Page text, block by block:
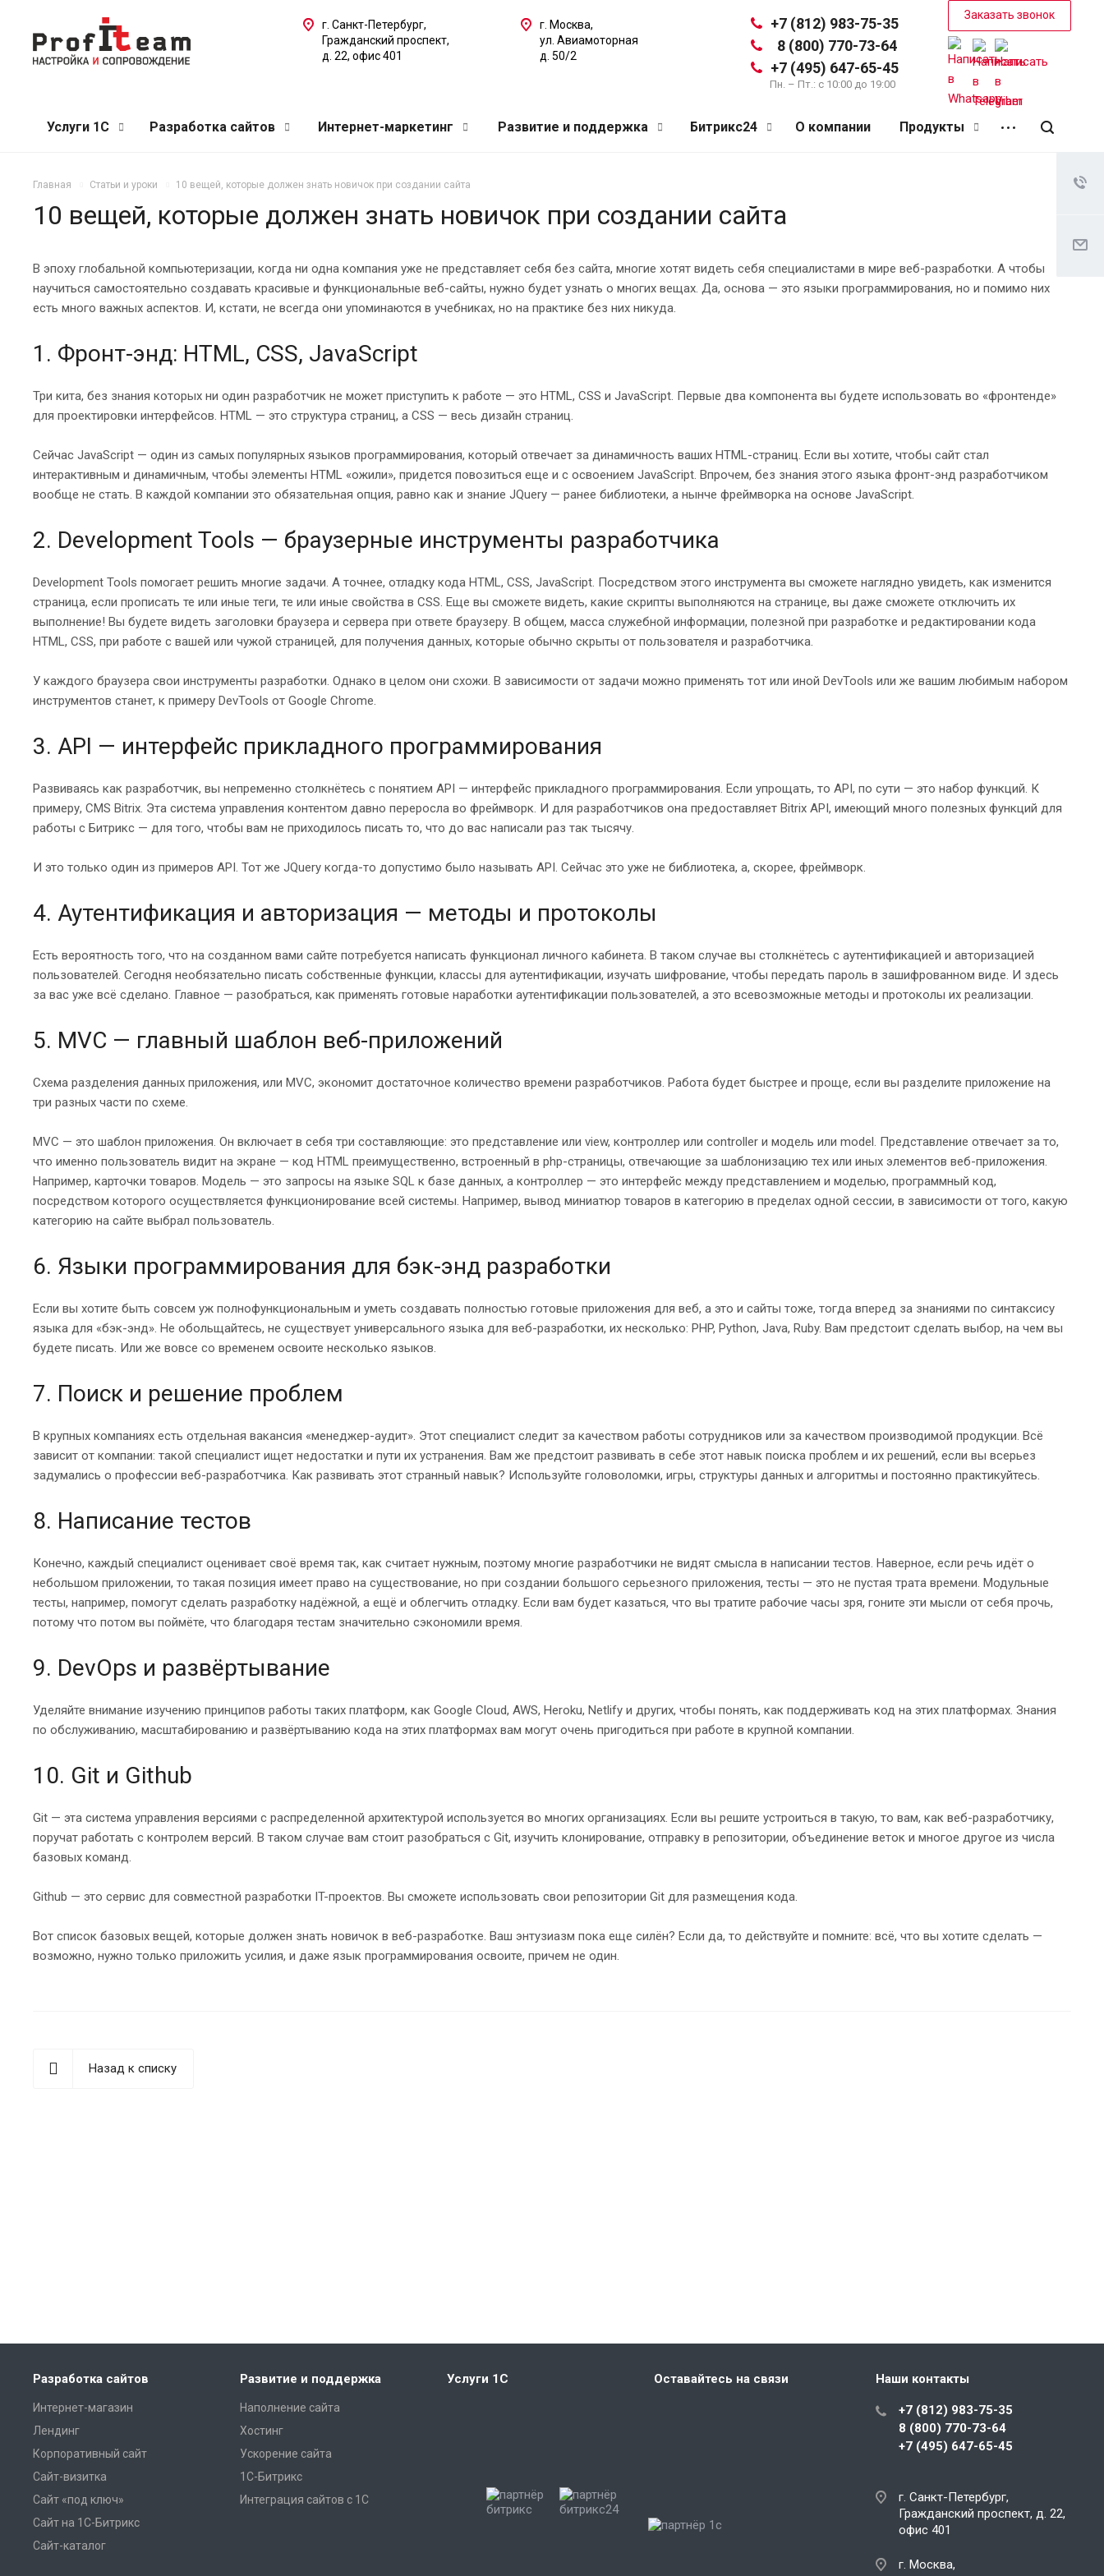
+7 (812) 983-75-35
8 (800) 770-73-64
+7 (495) 647-65-45
Пн. – Пт.: с 10:00 до 19:00
Заказать звонок
г. Москва,
ул. Авиамоторная
д. 50/2
г. Санкт-Петербург,
Гражданский проспект,
д. 22, офис 401
Услуги 1С Разработка сайтов Интернет-маркетинг Развитие и поддержка Битрикс24 О компании Продукты
Главная Статьи и уроки 10 вещей, которые должен знать новичок при создании сайта
10 вещей, которые должен знать новичок при создании сайта
В эпоху глобальной компьютеризации, когда ни одна компания уже не представляет себя без сайта, многие хотят видеть себя специалистами в мире веб-разработки. А чтобы
научиться самостоятельно создавать красивые и функциональные веб-сайты, нужно будет узнать о многих вещах. Да, основа — это языки программирования, но и помимо них
есть много важных аспектов. И, кстати, не всегда они упоминаются в учебниках, но на практике без них никуда.
1. Фронт-энд: HTML, CSS, JavaScript
Три кита, без знания которых ни один разработчик не может приступить к работе — это HTML, CSS и JavaScript. Первые два компонента вы будете использовать во «фронтенде»
для проектировки интерфейсов. HTML — это структура страниц, а CSS — весь дизайн страниц.
Сейчас JavaScript — один из самых популярных языков программирования, который отвечает за динамичность ваших HTML-страниц. Если вы хотите, чтобы сайт стал
интерактивным и динамичным, чтобы элементы HTML «ожили», придется повозиться еще и с освоением JavaScript. Впрочем, без знания этого языка фронт-энд разработчиком
вообще не стать. В каждой компании это обязательная опция, равно как и знание JQuery — ранее библиотеки, а нынче фреймворка на основе JavaScript.
2. Development Tools — браузерные инструменты разработчика
Development Tools помогает решить многие задачи. А точнее, отладку кода HTML, CSS, JavaScript. Посредством этого инструмента вы сможете наглядно увидеть, как изменится
страница, если прописать те или иные теги, те или иные свойства в CSS. Еще вы сможете видеть, какие скрипты выполняются на странице, вы даже сможете отключить их
выполнение! Вы будете видеть заголовки браузера и сервера при ответе браузеру. В общем, масса служебной информации, полезной при разработке и редактировании кода
HTML, CSS, при работе с вашей или чужой страницей, для получения данных, которые обычно скрыты от пользователя и разработчика.
У каждого браузера свои инструменты разработки. Однако в целом они схожи. В зависимости от задачи можно применять тот или иной DevTools или же вашим любимым набором
инструментов станет, к примеру DevTools от Google Chrome.
3. API — интерфейс прикладного программирования
Развиваясь как разработчик, вы непременно столкнётесь с понятием API — интерфейс прикладного программирования. Если упрощать, то API, по сути — это набор функций. К
примеру, CMS Bitrix. Эта система управления контентом давно переросла во фреймворк. И для разработчиков она предоставляет Bitrix API, имеющий много полезных функций для
работы с Битрикс — для того, чтобы вам не приходилось писать то, что до вас написали раз так тысячу.
И это только один из примеров API. Тот же JQuery когда-то допустимо было называть API. Сейчас это уже не библиотека, а, скорее, фреймворк.
4. Аутентификация и авторизация — методы и протоколы
Есть вероятность того, что на созданном вами сайте потребуется написать функционал личного кабинета. В таком случае вы столкнётесь с аутентификацией и авторизацией
пользователей. Сегодня необязательно писать собственные функции, классы для аутентификации, изучать шифрование, чтобы передать пароль в зашифрованном виде. И здесь
за вас уже всё сделано. Главное — разобраться, как применять готовые наработки аутентификации пользователей, а это всевозможные методы и протоколы их реализации.
5. MVC — главный шаблон веб-приложений
Схема разделения данных приложения, или MVC, экономит достаточное количество времени разработчиков. Работа будет быстрее и проще, если вы разделите приложение на
три разных части по схеме.
MVC — это шаблон приложения. Он включает в себя три составляющие: это представление или view, контроллер или controller и модель или model. Представление отвечает за то,
что именно пользователь видит на экране — код HTML преимущественно, встроенный в php-страницы, отвечающие за шаблонизацию тех или иных элементов веб-приложения.
Например, карточки товаров. Модель — это запросы на языке SQL к базе данных, а контроллер — это интерфейс между представлением и моделью, программный код,
посредством которого осуществляется функционирование всей системы. Например, вывод миниатюр товаров в категорию в пределах одной сессии, в зависимости от того, какую
категорию на сайте выбрал пользователь.
6. Языки программирования для бэк-энд разработки
Если вы хотите быть совсем уж полнофункциональным и уметь создавать полностью готовые приложения для веб, а это и сайты тоже, тогда вперед за знаниями по синтаксису
языка для «бэк-энд». Не обольщайтесь, не существует универсального языка для веб-разработки, их несколько: PHP, Python, Java, Ruby. Вам предстоит сделать выбор, на чем вы
будете писать. Или же вовсе со временем освоите несколько языков.
7. Поиск и решение проблем
В крупных компаниях есть отдельная вакансия «менеджер-аудит». Этот специалист следит за качеством работы сотрудников или за качеством производимой продукции. Всё
зависит от компании: такой специалист ищет недостатки и пути их устранения. Вам же предстоит развивать в себе этот навык поиска проблем и их решений, если вы всерьез
задумались о профессии веб-разработчика. Как развивать этот странный навык? Используйте головоломки, игры, структуры данных и алгоритмы и постоянно практикуйтесь.
8. Написание тестов
Конечно, каждый специалист оценивает своё время так, как считает нужным, поэтому многие разработчики не видят смысла в написании тестов. Наверное, если речь идёт о
небольшом приложении, то такая позиция имеет право на существование, но при создании большого серьезного приложения, тесты — это не пустая трата времени. Модульные
тесты, например, помогут сделать разработку надёжной, а ещё и облегчить отладку. Если вам будет казаться, что вы тратите рабочие часы зря, гоните эти мысли от себя прочь,
потому что потом вы поймёте, что благодаря тестам значительно сэкономили время.
9. DevOps и развёртывание
Уделяйте внимание изучению принципов работы таких платформ, как Google Cloud, AWS, Heroku, Netlify и других, чтобы понять, как поддерживать код на этих платформах. Знания
по обслуживанию, масштабированию и развёртыванию кода на этих платформах вам могут очень пригодиться при работе в крупной компании.
10. Git и Github
Git — эта система управления версиями с распределенной архитектурой используется во многих организациях. Если вы решите устроиться в такую, то вам, как веб-разработчику,
поручат работать с контролем версий. В таком случае вам стоит разобраться с Git, изучить клонирование, отправку в репозитории, объединение веток и многое другое из числа
базовых команд.
Github — это сервис для совместной разработки IT-проектов. Вы сможете использовать свои репозитории Git для размещения кода.
Вот список базовых вещей, которые должен знать новичок в веб-разработке. Ваш энтузиазм пока еще силён? Если да, то действуйте и помните: всё, что вы хотите сделать —
возможно, нужно только приложить усилия, и даже язык программирования освоите, причем не один.
Назад к списку
Разработка сайтов
Интернет-магазин
Лендинг
Корпоративный сайт
Сайт-визитка
Сайт «под ключ»
Сайт на 1С-Битрикс
Сайт-каталог
Развитие и поддержка
Наполнение сайта
Хостинг
Ускорение сайта
1С-Битрикс
Интеграция сайтов с 1C
Услуги 1С Оставайтесь на связи Наши контакты
+7 (812) 983-75-35
8 (800) 770-73-64
+7 (495) 647-65-45
г. Санкт-Петербург,
Гражданский проспект, д. 22,
офис 401
г. Москва,